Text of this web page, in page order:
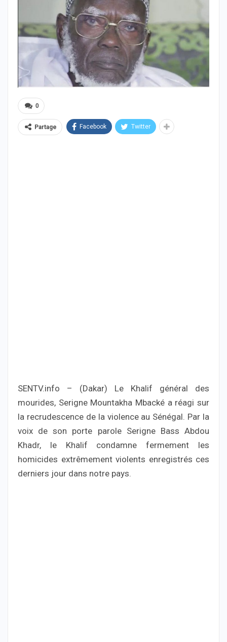
0
Partage Facebook Twitter
SENTV.info – (Dakar) Le Khalif général des
mourides, Serigne Mountakha Mbacké a réagi sur
la recrudescence de la violence au Sénégal. Par la
voix de son porte parole Serigne Bass Abdou
Khadr, le Khalif condamne fermement les
homicides extrêmement violents enregistrés ces
derniers jour dans notre pays.